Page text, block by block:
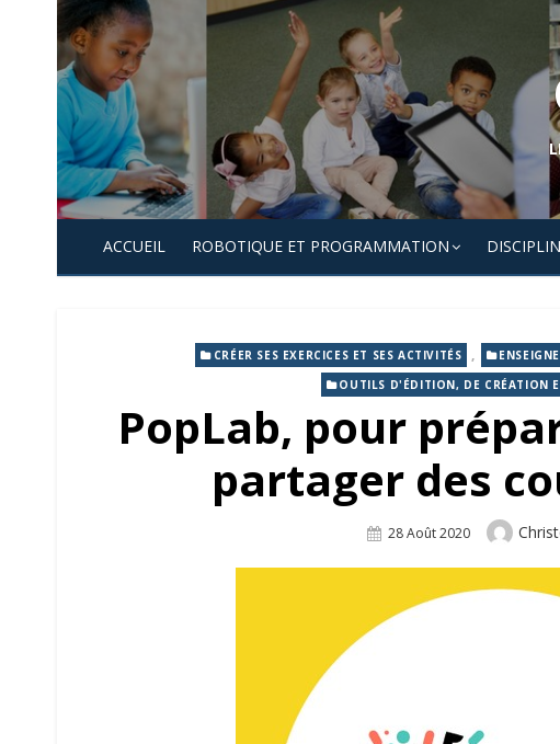
Skip
to
content
ACCUEIL ROBOTIQUE ET PROGRAMMATION
CRÉER SES EXERCICES ET SES ACTIVITÉS ,
OUTILS D'ÉDITION, DE CRÉATION
PopLab, pour
partager des
Posted
28 Août 2020